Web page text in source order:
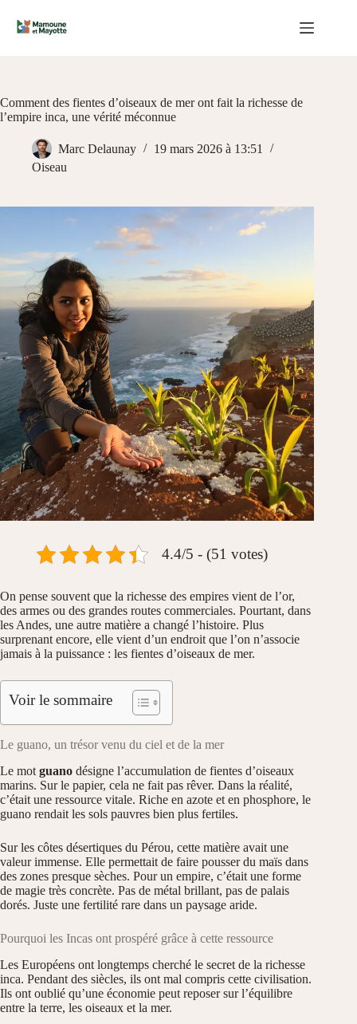
contenu
Comment des fientes d’oiseaux de mer ont fait la richesse de
l’empire inca, une vérité méconnue
Marc Delaunay
19 mars 2026 à 13:51
Oiseau
4.4/5 - (51 votes)
On pense souvent que la richesse des empires vient de l’or,
des armes ou des grandes routes commerciales. Pourtant, dans
les Andes, une autre matière a changé l’histoire. Plus
surprenant encore, elle vient d’un endroit que l’on n’associe
jamais à la puissance : les fientes d’oiseaux de mer.
Voir le sommaire
Le guano, un trésor venu du ciel et de la mer
Le mot guano désigne l’accumulation de fientes d’oiseaux
marins. Sur le papier, cela ne fait pas rêver. Dans la réalité,
c’était une ressource vitale. Riche en azote et en phosphore, le
guano rendait les sols pauvres bien plus fertiles.
Sur les côtes désertiques du Pérou, cette matière avait une
valeur immense. Elle permettait de faire pousser du maïs dans
des zones presque sèches. Pour un empire, c’était une forme
de magie très concrète. Pas de métal brillant, pas de palais
dorés. Juste une fertilité rare dans un paysage aride.
Pourquoi les Incas ont prospéré grâce à cette ressource
Les Européens ont longtemps cherché le secret de la richesse
inca. Pendant des siècles, ils ont mal compris cette civilisation.
Ils ont oublié qu’une économie peut reposer sur l’équilibre
entre la terre, les oiseaux et la mer.